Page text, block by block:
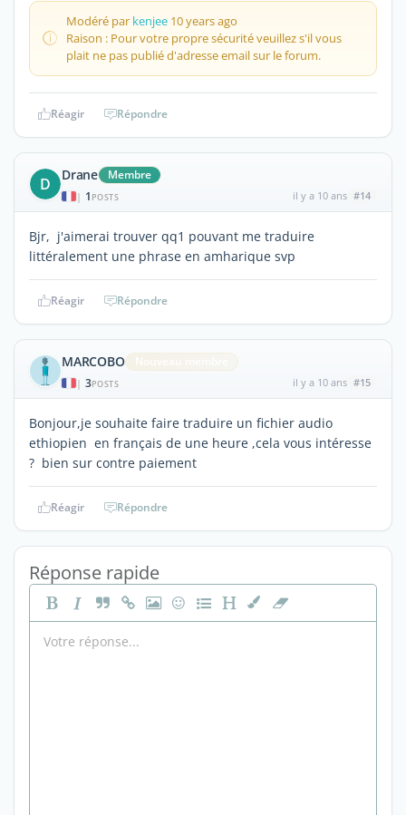
Modéré par kenjee 10 years ago
Raison : Pour votre propre sécurité veuillez s'il vous
plait ne pas publié d'adresse email sur le forum.
Réagir Répondre
D Drane Membre
| 1 POSTS il y a 10 ans #14
Bjr, j'aimerai trouver qq1 pouvant me traduire
littéralement une phrase en amharique svp
Réagir Répondre
MARCOBO Nouveau membre
| 3POSTS il y a 10 ans #15
Bonjour,je souhaite faire traduire un fichier audio
ethiopien en français de une heure ,cela vous intéresse
? bien sur contre paiement
Réagir Répondre
Réponse rapide